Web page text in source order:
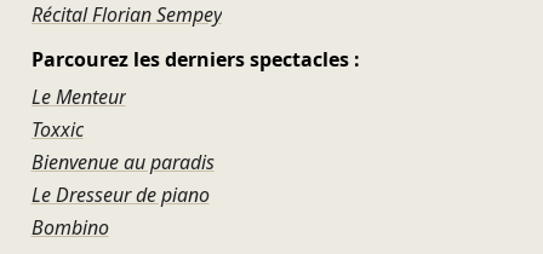
Récital Florian Sempey
Parcourez les derniers spectacles :
Le Menteur
Toxxic
Bienvenue au paradis
Le Dresseur de piano
Bombino